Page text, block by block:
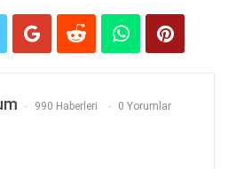
990 Haberleri 0 Yorumlar